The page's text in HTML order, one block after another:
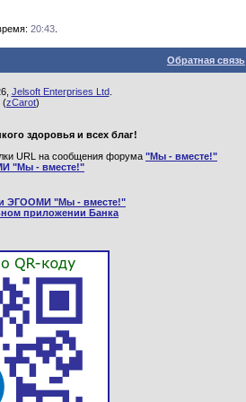
20:43.
Обратная связь
Jelsoft Enterprises Ltd.
(zCarot)
здоровья и всех благ!
URL на сообщения форума "Мы - вместе!"
"Мы - вместе!"
ЭГООМИ "Мы - вместе!"
приложении Банка